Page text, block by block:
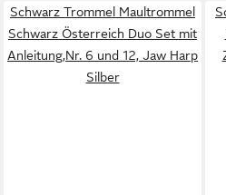
Schwarz Trommel Maultrommel
Schwarz Österreich Duo Set mit
Anleitung,Nr. 6 und 12, Jaw Harp
Silber